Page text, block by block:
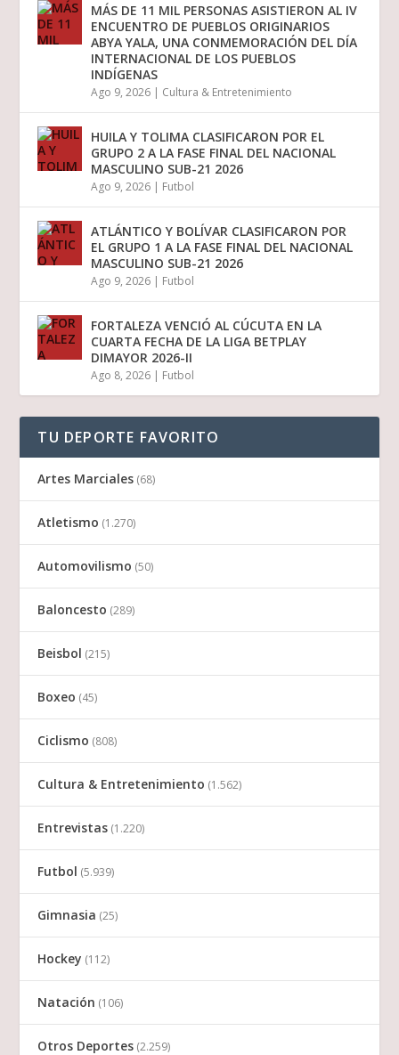
MÁS DE 11 MIL PERSONAS ASISTIERON AL IV
ENCUENTRO DE PUEBLOS ORIGINARIOS
ABYA YALA, UNA CONMEMORACIÓN DEL DÍA
INTERNACIONAL DE LOS PUEBLOS
INDÍGENAS
Ago 9, 2026 | Cultura & Entretenimiento
HUILA Y TOLIMA CLASIFICARON POR EL
GRUPO 2 A LA FASE FINAL DEL NACIONAL
MASCULINO SUB-21 2026
Ago 9, 2026 | Futbol
ATLÁNTICO Y BOLÍVAR CLASIFICARON POR
EL GRUPO 1 A LA FASE FINAL DEL NACIONAL
MASCULINO SUB-21 2026
Ago 9, 2026 | Futbol
FORTALEZA VENCIÓ AL CÚCUTA EN LA
CUARTA FECHA DE LA LIGA BETPLAY
DIMAYOR 2026-II
Ago 8, 2026 | Futbol
TU DEPORTE FAVORITO
Artes Marciales (68)
Atletismo (1.270)
Automovilismo (50)
Baloncesto (289)
Beisbol (215)
Boxeo (45)
Ciclismo (808)
Cultura & Entretenimiento (1.562)
Entrevistas (1.220)
Futbol (5.939)
Gimnasia (25)
Hockey (112)
Natación (106)
Otros Deportes (2.259)